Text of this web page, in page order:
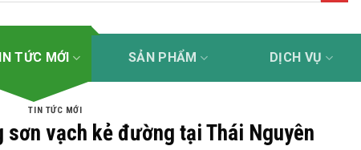
TỨC MỚI SẢN PHẨM DỊCH VỤ
TIN TỨC MỚI
sơn vạch kẻ đường tại Thái Nguyên